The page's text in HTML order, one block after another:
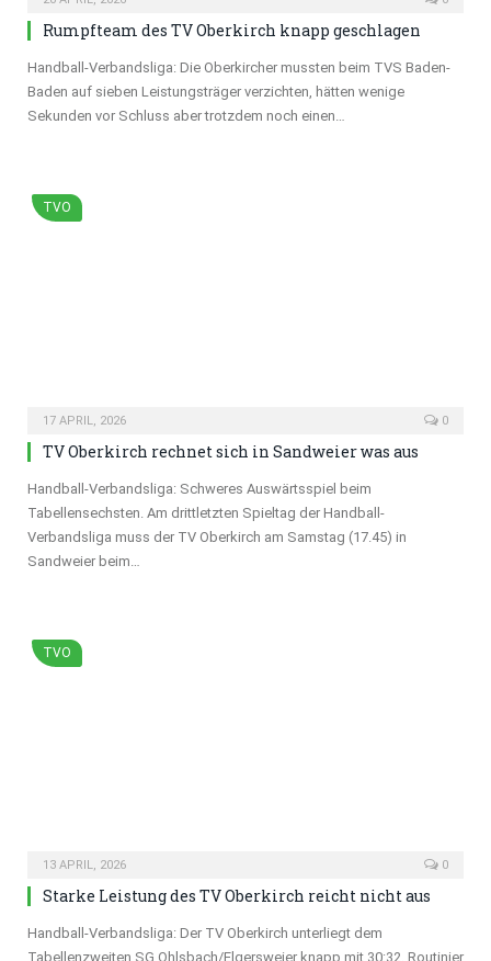
Rumpfteam des TV Oberkirch knapp geschlagen
Handball-Verbandsliga: Die Oberkircher mussten beim TVS Baden-
Baden auf sieben Leistungsträger verzichten, hätten wenige
Sekunden vor Schluss aber trotzdem noch einen…
TVO
17 APRIL, 2026 0
TV Oberkirch rechnet sich in Sandweier was aus
Handball-Verbandsliga: Schweres Auswärtsspiel beim
Tabellensechsten. Am drittletzten Spieltag der Handball-
Verbandsliga muss der TV Oberkirch am Samstag (17.45) in
Sandweier beim…
TVO
13 APRIL, 2026 0
Starke Leistung des TV Oberkirch reicht nicht aus
Handball-Verbandsliga: Der TV Oberkirch unterliegt dem
Tabellenzweiten SG Ohlsbach/Elgersweier knapp mit 30:32. Routinier